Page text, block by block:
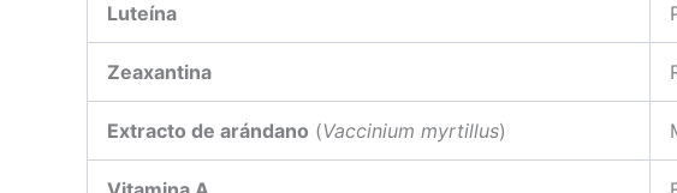
Luteína
Zeaxantina
Extracto de arándano (Vaccinium myrtillus)